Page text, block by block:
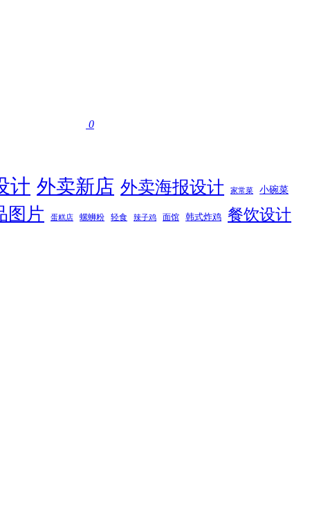
0
计 外卖新店 外卖海报设计 家常菜 小碗菜
图片 蛋糕店 螺蛳粉 轻食 辣子鸡 面馆 韩式炸鸡 餐饮设计